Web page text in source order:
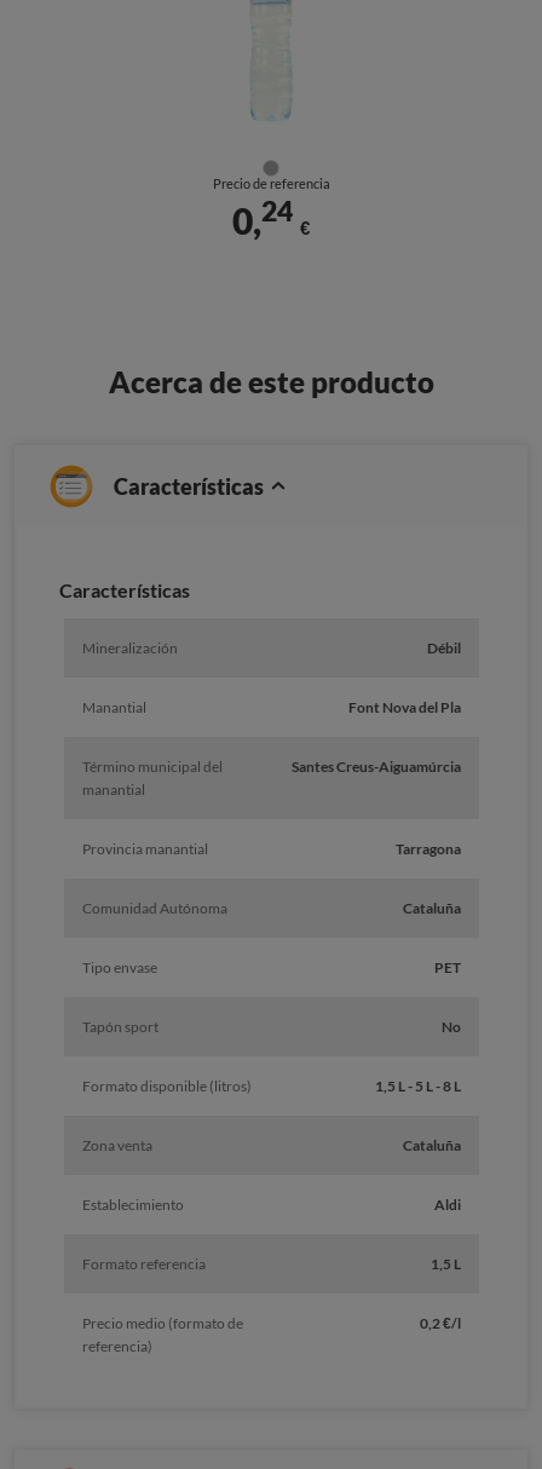
Precio de referencia
0,24
€
Acerca de este producto
Características
Caracterí­sticas
Mineralización Débil
Manantial Font Nova del Pla
Término municipal del
manantial
Santes Creus-Aiguamúrcia
Provincia manantial Tarragona
Comunidad Autónoma Cataluña
Tipo envase PET
Tapón sport No
Formato disponible (litros) 1,5 L - 5 L - 8 L
Zona venta Cataluña
Establecimiento Aldi
Formato referencia 1,5 L
Precio medio (formato de
referencia)
0,2 €/l